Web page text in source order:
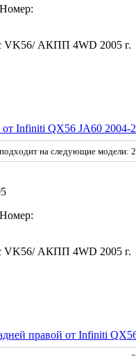
VK56/ АКПП 4WD 2005 г.
Infiniti QX56 JA60 2004-
на следующие модели:
VK56/ АКПП 4WD 2005 г.
правой от Infiniti